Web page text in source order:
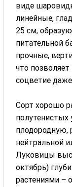
виде
линейные,
25 см,
питательной
прочные,
что
соцветие
Сорт хорошо
полутенистых
плодородную,
нейтральной
Луковицы
октябрь)
растениями –